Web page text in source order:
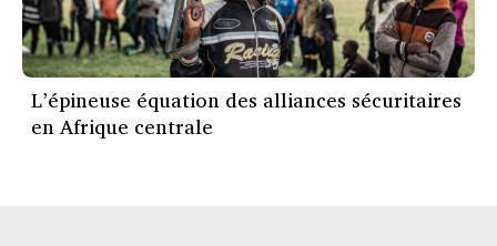
L’épineuse équation des alliances sécuritaires
en Afrique centrale